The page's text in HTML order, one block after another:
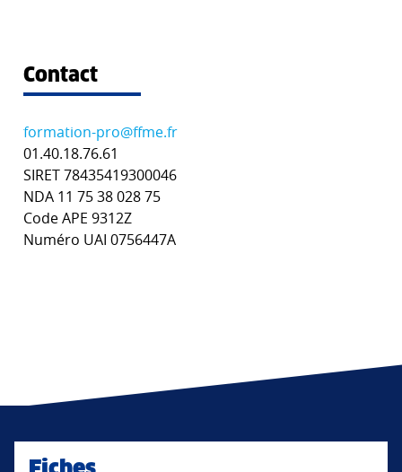
Contact
formation-pro@ffme.fr
01.40.18.76.61
SIRET 78435419300046
NDA 11 75 38 028 75
Code APE 9312Z
Numéro UAI 0756447A